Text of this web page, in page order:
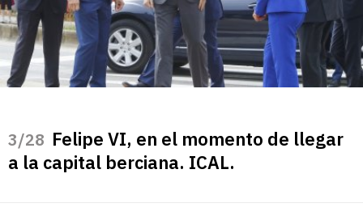
/28 Felipe VI, en el momento de llegar
a la capital berciana. ICAL.